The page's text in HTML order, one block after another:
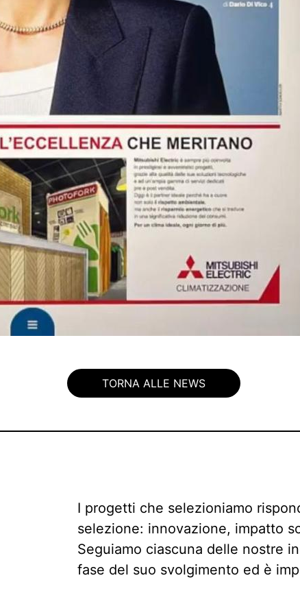
TORNA ALLE NEWS
I progetti che selezioniamo
selezione: innovazione, impatto
Seguiamo ciascuna delle nostre
fase del suo svolgimento ed è